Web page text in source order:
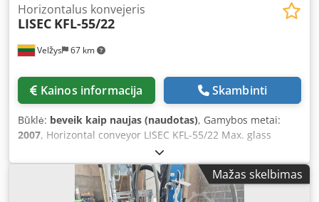
Velžys 67 km
Horizontalus konvejeris
LISEC KFL-55/22
Kainos informacija Skambinti
Būklė: beveik kaip naujas (naudotas), Gamybos metai:
2007, Horizontal conveyor LISEC KFL-55/22 Max. glass
width: 2200 mm Dcedpfxoiy Dh Hj Ankok Motorized With
rollers Overall dimensions: L 5800 x W 2300 mm Year of
manufacture: 2007 In very good and clean condition Good
working order, tested Immediately available
Mažas skelbimas